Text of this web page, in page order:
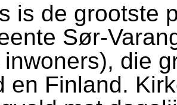
is de grootste
Sør-
die
en Finland.